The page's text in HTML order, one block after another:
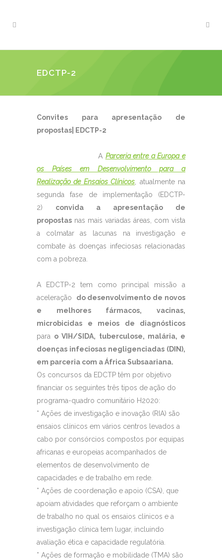
EDCTP-2
Convites para apresentação de
propostas| EDCTP-2
A Parceria entre a Europa e
os Países em Desenvolvimento para a
Realização de Ensaios Clínicos , atualmente na
segunda fase de implementação (EDCTP-
2) convida a apresentação de
propostas nas mais variadas áreas, com vista
a colmatar as lacunas na investigação e
combate às doenças infeciosas relacionadas
com a pobreza.
A EDCTP-2 tem como principal missão a
aceleração
do desenvolvimento de novos
e melhores fármacos, vacinas,
microbicidas e meios de diagnósticos
para o VIH/SIDA, tuberculose, malária, e
doenças infeciosas negligenciadas (DIN),
em parceria com a África Subsaariana.
Os concursos da EDCTP têm por objetivo
financiar os seguintes três tipos de ação do
programa-quadro comunitário H2020:
* Ações de investigação e inovação (RIA) são
ensaios clínicos em vários centros levados a
cabo por consórcios compostos por equipas
africanas e europeias acompanhados de
elementos de desenvolvimento de
capacidades e de trabalho em rede.
* Ações de coordenação e apoio (CSA), que
apoiam atividades que reforçam o ambiente
de trabalho no qual os ensaios clínicos e a
investigação clínica tem lugar, incluindo
avaliação ética e capacidade regulatória.
* Ações de formação e mobilidade (TMA) são